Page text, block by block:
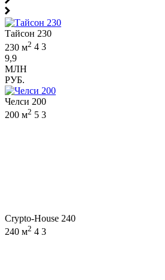
Тайсон 230
230 м2 4 3
9,9
МЛН
РУБ.
Челси 200
200 м2 5 3
Crypto-House 240
240 м2 4 3